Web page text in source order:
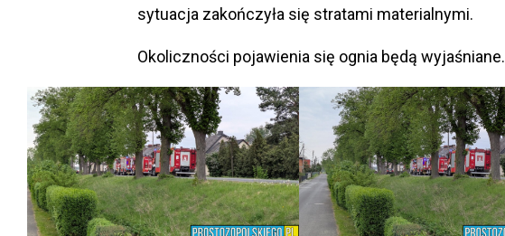
sytuacja zakończyła się stratami materialnymi.
Okoliczności pojawienia się ognia będą wyjaśniane.